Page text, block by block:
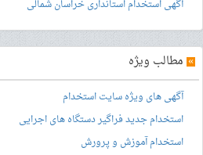
آگهی استخدام استانداری خراسان شمالی
» مطالب ویژه
آگهی های ویژه سایت استخدام
استخدام جدید فراگیر دستگاه های اجرایی
استخدام آموزش و پرورش